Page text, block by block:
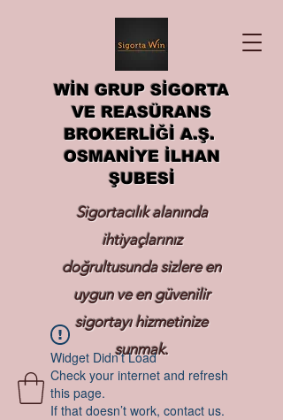
WİN GRUP SİGORTA
VE REASÜRANS
BROKERLİĞİ A.Ş.
OSMANİYE İLHAN
ŞUBESİ
Sigortacılık alanında
ihtiyaçlarınız
doğrultusunda sizlere en
uygun ve en güvenilir
sigortayı hizmetinize
sunmak.
Widget Didn’t Load
Check your internet and refresh
this page.
If that doesn’t work, contact us.